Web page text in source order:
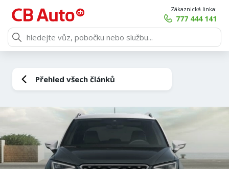
Zákaznická linka:
777 444 141
Přehled všech článků